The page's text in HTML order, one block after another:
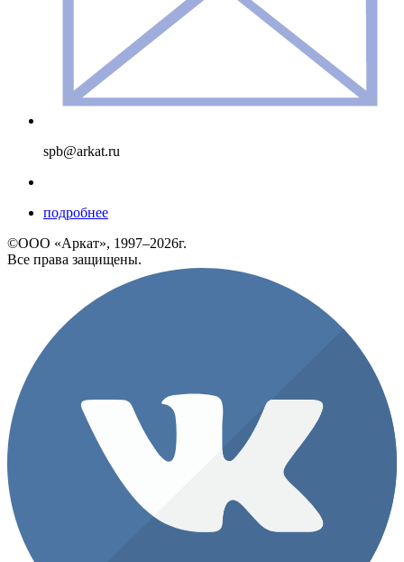
spb@arkat.ru
подробнее
©ООО «Аркат», 1997–2026г.
Все права защищены.